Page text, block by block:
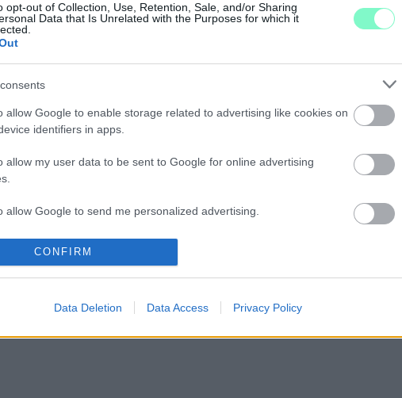
opt-out of Collection, Use, Retention, Sale, and/or Sharing
Data that Is Unrelated with the Purposes for which it
allow Google to enable storage related to advertising like cookies on
identifiers in apps.
allow my user data to be sent to Google for online advertising
allow Google to send me personalized advertising.
allow Google to enable storage related to analytics like cookies on
identifiers in apps.
CONFIRM
Data Deletion Data Access Privacy Policy
ÉRDEKELNEK?
A HATOSLOTTÓN